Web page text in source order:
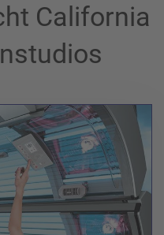
California